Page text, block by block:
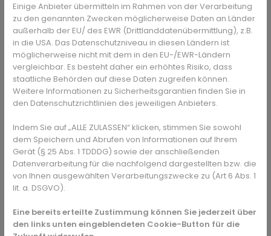
Hochrisikogruppen haben und bei denen kein schwerer
Verlauf zu erwarten ist, sollten laut STIKO zur
Grundimmunisierung einmalig eine Dosis des Impfstoffs
erhalten. Wenn Kinder allerdings ein erhöhtes Risiko haben,
dass Covid bei ihnen einen schlimmen Verlauf nehmen
könnte, dann sollten sie eine Grundimmunisierung mit zwei
Dosen des für Kinder zugelassenen Impfstoffes erhalten
und sich zusätzlich Boostern lassen. Zusätzlich soll eine
Monaten zu vorhergehenden Impfung stattfinden. Wenn
Kinder im engen Kontakt mit anderen Personen stehen, die
ein erhöhtes Risiko haben schwer an Covid19 zu erkranken
oder die nicht geimpft werden können, wird ebenfalls zu
dieser Variante der Immunisierung geraten.
Was bedeutet “erhöhtes Risiko”?
Meistens verläuft eine Covid-Erkrankung bei Kindern und
Einige Anbieter übermitteln im Rahmen von der Verarbeitung
zu den genannten Zwecken möglicherweise Daten an Länder
außerhalb der EU/ des EWR (Drittlanddatenübermittlung), z.B.
in die USA. Das Datenschutzniveau in diesen Ländern ist
möglicherweise nicht mit dem in den EU-/EWR-Ländern
vergleichbar. Es besteht daher ein erhöhtes Risiko, dass
staatliche Behörden auf diese Daten zugreifen können.
Weitere Informationen zu Sicherheitsgarantien finden Sie in
den Datenschutzrichtlinien des jeweiligen Anbieters.
Indem Sie auf „ALLE ZULASSEN“ klicken, stimmen Sie sowohl
dem Speichern und Abrufen von Informationen auf Ihrem
Gerät (§ 25 Abs. 1 TDDDG) sowie der anschließenden
Datenverarbeitung für die nachfolgend dargestellten bzw. die
von Ihnen ausgewählten Verarbeitungszwecke zu (Art 6 Abs. 1
lit. a. DSGVO).
Eine bereits erteilte Zustimmung können Sie jederzeit über
den links unten eingeblendeten Cookie-Button für die